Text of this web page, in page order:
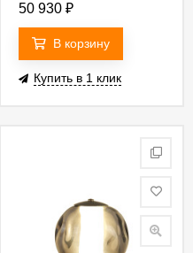
50 930 ₽
В корзину
Купить в 1 клик